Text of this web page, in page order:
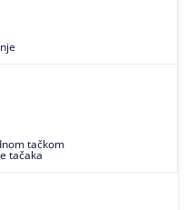
tačkom
tačaka